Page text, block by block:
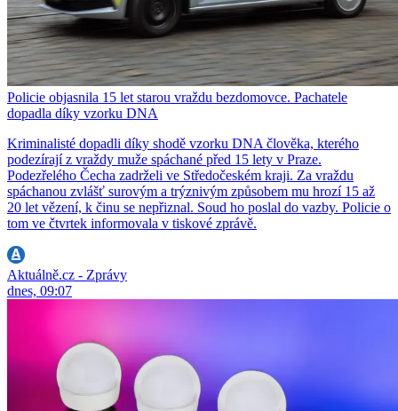
Policie objasnila 15 let starou vraždu bezdomovce. Pachatele
dopadla díky vzorku DNA
Kriminalisté dopadli díky shodě vzorku DNA člověka, kterého
podezírají z vraždy muže spáchané před 15 lety v Praze.
Podezřelého Čecha zadrželi ve Středočeském kraji. Za vraždu
spáchanou zvlášť surovým a trýznivým způsobem mu hrozí 15 až
20 let vězení, k činu se nepřiznal. Soud ho poslal do vazby. Policie o
tom ve čtvrtek informovala v tiskové zprávě.
Aktuálně.cz - Zprávy
dnes, 09:07